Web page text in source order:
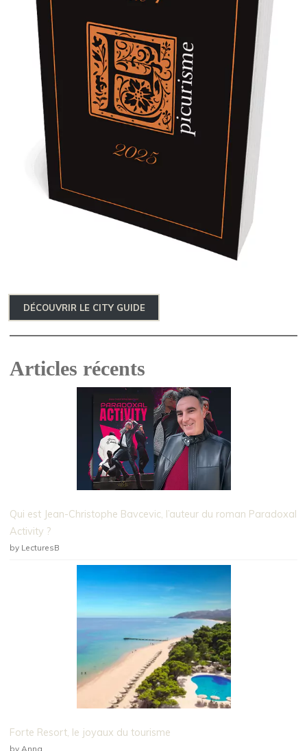
DÉCOUVRIR LE CITY GUIDE
Articles récents
Qui est Jean-Christophe Bavcevic, l’auteur du roman Paradoxal
Activity ?
by LecturesB
Forte Resort, le joyaux du tourisme
by Anna